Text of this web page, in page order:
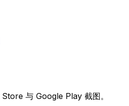
与 Google Play 截图。